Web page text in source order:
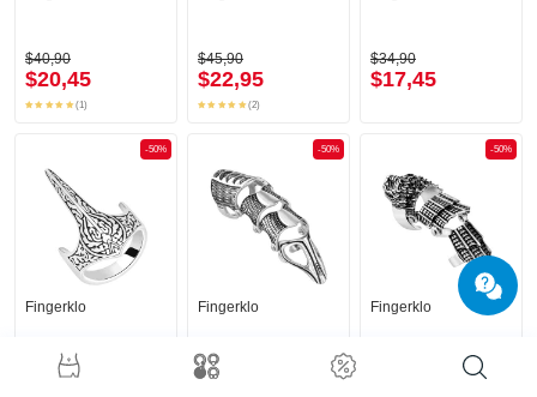
$40,90
$20,45
(1)
$45,90
$22,95
(2)
$34,90
$17,45
-50%
Fingerklo
$22,90
-50%
Fingerklo
$36,90
-50%
Fingerklo